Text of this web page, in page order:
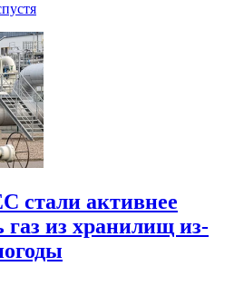
стали активнее
газ из хранилищ из-